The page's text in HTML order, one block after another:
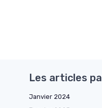
Les articles
Janvier 2024